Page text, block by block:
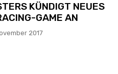
KÜNDIGT NEUES
GAME AN
2017